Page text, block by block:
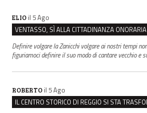
ELIO il 5 Ago
Definire volgare la Zanicchi volgare ai nostri tempi
figuriamoci definire il suo modo di cantare vecchio e
ROBERTO il 5 Ago